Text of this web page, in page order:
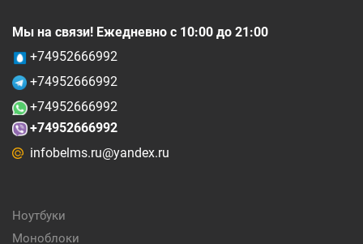
Мы на связи! Ежедневно с 10:00 до 21:00
+74952666992
+74952666992
+74952666992
+74952666992
infobelms.ru@yandex.ru
Ноутбуки
Моноблоки